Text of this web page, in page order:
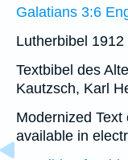
Galatians 3:6
Lutherbibel 1912
Textbibel des
Kautzsch, Karl
Modernized Text
available in